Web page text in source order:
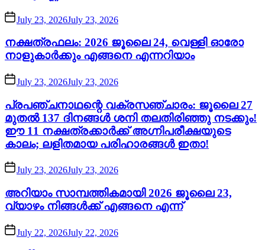
July 23, 2026July 23, 2026
നക്ഷത്രഫലം: 2026 ജൂലൈ 24, വെള്ളി ഓരോ
നാളുകാർക്കും എങ്ങനെ എന്നറിയാം
July 23, 2026July 23, 2026
പ്രപഞ്ചനാഥന്റെ വക്രസഞ്ചാരം: ജൂലൈ 27
മുതൽ 137 ദിനങ്ങൾ ശനി തലതിരിഞ്ഞു നടക്കും!
ഈ 11 നക്ഷത്രക്കാർക്ക് അഗ്നിപരീക്ഷയുടെ
കാലം; ലളിതമായ പരിഹാരങ്ങൾ ഇതാ!
July 23, 2026July 23, 2026
അറിയാം സാമ്പത്തികമായി 2026 ജൂലൈ 23,
വ്യാഴം നിങ്ങൾക്ക് എങ്ങനെ എന്ന്
July 22, 2026July 22, 2026